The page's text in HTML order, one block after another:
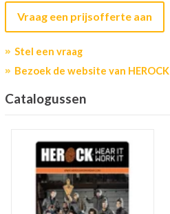
Vraag een prijsofferte aan
Stel een vraag
Bezoek de website van HEROCK
Catalogussen